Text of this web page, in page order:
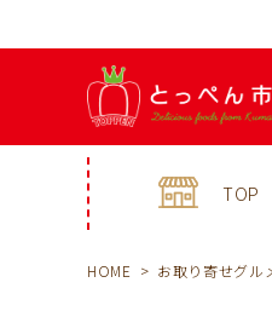
TOP
HOME お取り寄せグル